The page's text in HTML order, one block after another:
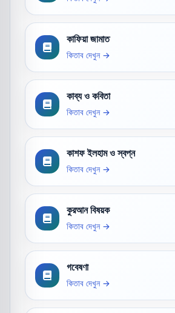
কাফিয়া জামাত
কিতাব দেখুন →
কাব্য ও কবিতা
কিতাব দেখুন →
কাশফ ইলহাম ও স্বপ্ন
কিতাব দেখুন →
কুরআন বিষয়ক
কিতাব দেখুন →
গবেষণা
কিতাব দেখুন →